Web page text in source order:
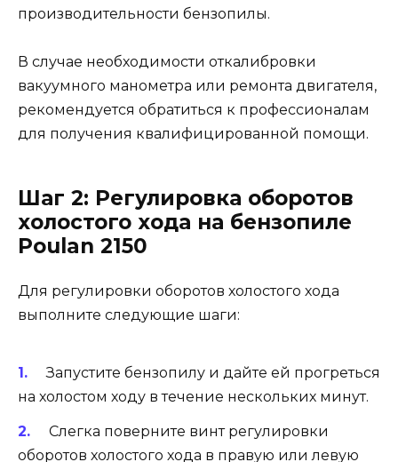
производительности бензопилы.
В случае необходимости откалибровки
вакуумного манометра или ремонта двигателя,
рекомендуется обратиться к профессионалам
для получения квалифицированной помощи.
Шаг 2: Регулировка оборотов
холостого хода на бензопиле
Poulan 2150
Для регулировки оборотов холостого хода
выполните следующие шаги:
Запустите бензопилу и дайте ей прогреться
на холостом ходу в течение нескольких минут.
Слегка поверните винт регулировки
оборотов холостого хода в правую или левую